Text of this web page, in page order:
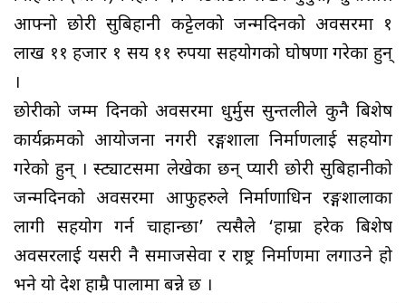
आफ्नो छोरी सुबिहानी कट्टेलको जन्मदिनको अवसरमा १
लाख ११ हजार १ सय ११ रुपैंया सहयोगको घोषणा गरेका हुन्
।
छोरीको जम्म दिनको अवसरमा धुर्मुस सुन्तलीले कुनै बिशेष
कार्यक्रमको आयोजना नगरी रङ्गशाला निर्माणलाई सहयोग
गरेको हुन् । स्ट्याटसमा लेखेका छन् प्यारी छोरी सुबिहानीको
जन्मदिनको अवसरमा आफुहरुले निर्माणाधिन रङ्गशालाका
लागी सहयोग गर्न चाहान्छौं’ त्यसैले ‘हाम्रा हरेक बिशेष
अवसरलाई यसरी नै समाजसेवा र राष्ट्र निर्माणमा लगाउने हो
भने यो देश हाम्रै पालामा बन्ने छ ।